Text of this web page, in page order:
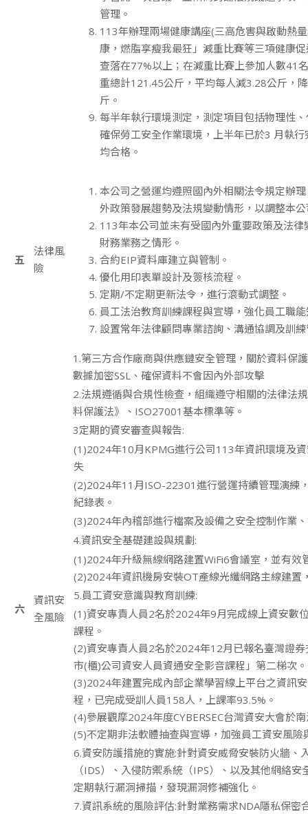
管理。
113年辦理兩場健康講座(三高危害與啟動熱
康，燃脂享瘦我最狂」減重比賽等三項健康
查落在77%以上；在減重比賽上參加人數41
重總計121.45公斤，平均每人減3.28公斤，
斤。
每半年執行環境測定，測定項目包括物理性
確保勞工安全作業環境，上半年已於3 月執
均合格。
五
法律風
險
本公司之營運均遵照國內外相關法令規定辦
外政策發展趨勢及法規變動情形，以調整本
113年本公司並未有受國內外重要政策及法律
財務業務之情形。
合約EIP資料庫建立與管制。
優化用印表單設計及簽核流程。
定期/不定期更新法令，進行滾動式調整。
員工法治教育訓練課程與宣導，強化員工職
設置常年法律顧問專業諮詢、溝通協調及訓
六
資訊安
全風險
1.第三方合作廠商與供應鏈安全管理，關於資料保
數據加密SSL、確保資料不會因內外部攻擊
2.法規遵循與合規性檢查，組織遵守相關的法律法
料保護法》、ISO27001基本標準等。
3定期的資安審查與報告:
(1)2024年10月KPMG進行公司113年資訊環境及
失
(2)2024年11月ISO-22301進行營運持續管理演練
紀錄表。
(3)2024年內稽部進行檔案及設備之安全控制作業
4.資訊安全基礎建設與規劃:
(1)2024年升級無線網路建置WiFi6會議室，並有效
(2)2024年資訊機房安裝OT產線光纖網路主線建置
5.員工資安意識與教育訓練:
(1)資安專責人員2名於2024年9月完成線上資安數
課程。
(2)資安專責人員2名於2024年12月已報名臺灣證
市(櫃)公司資安人員資通安全影音課程」第二梯次。
(3)2024年建置完成內部企業學習線上平台之資訊
程，已完成受訓人員158人，上課率93.5%。
(4)參展觀摩2024年度CYBERSEC台灣資安大會於
(5)不定期非法軟體抽查與宣導，加強員工資安風險
6.資安防護措施的實施:針對資安威脅安裝防火牆、
（IDS）、入侵防禦系統（IPS）、以及其他網絡
定期執行漏洞掃描，發現漏洞修補強化。
7.資訊系統的風險評估:針對業務需求NDA隱私保密